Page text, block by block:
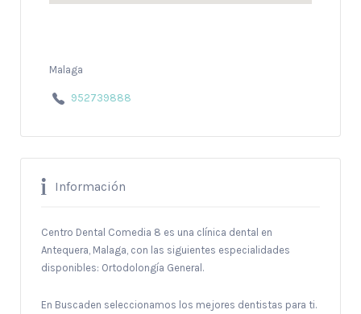
Malaga
952739888
Información
Centro Dental Comedia 8 es una clínica dental en
Antequera, Malaga, con las siguientes especialidades
disponibles: Ortodolongía General.
En Buscaden seleccionamos los mejores dentistas para ti.